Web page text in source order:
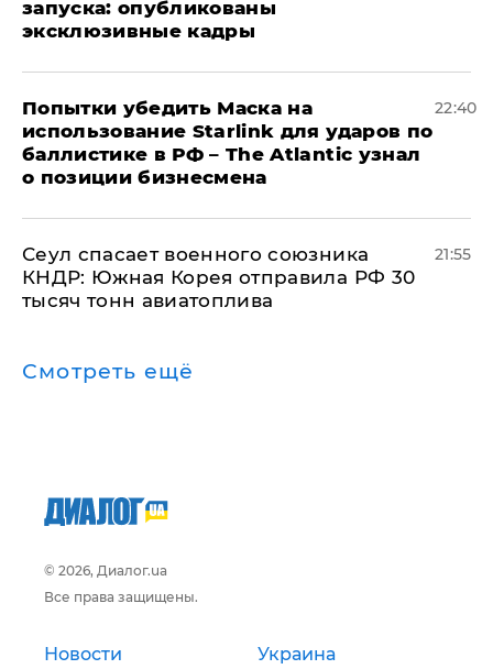
запуска: опубликованы
эксклюзивные кадры
Попытки убедить Маска на
использование Starlink для ударов по
баллистике в РФ – The Atlantic узнал
о позиции бизнесмена
22:40
​Сеул спасает военного союзника
КНДР: Южная Корея отправила РФ 30
тысяч тонн авиатоплива
21:55
Смотреть ещё
© 2026, Диалог.ua
Все права защищены.
Новости Украина